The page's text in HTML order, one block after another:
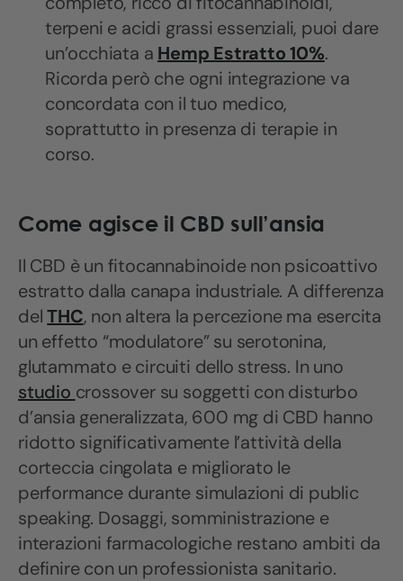
terpeni e acidi grassi essenziali, puoi dare
un’occhiata a Hemp Estratto 10%.
Ricorda però che ogni integrazione va
concordata con il tuo medico,
soprattutto in presenza di terapie in
corso.
Come agisce il CBD sull’ansia
Il CBD è un fitocannabinoide non psicoattivo
estratto dalla canapa industriale. A differenza
delTHC, non altera la percezione ma esercita
un effetto “modulatore” su serotonina,
glutammato e circuiti dello stress. In uno
studio crossover su soggetti con disturbo
d’ansia generalizzata, 600 mg di CBD hanno
ridotto significativamente l’attività della
corteccia cingolata e migliorato le
performance durante simulazioni di public
speaking. Dosaggi, somministrazione e
interazioni farmacologiche restano ambiti da
definire con un professionista sanitario.